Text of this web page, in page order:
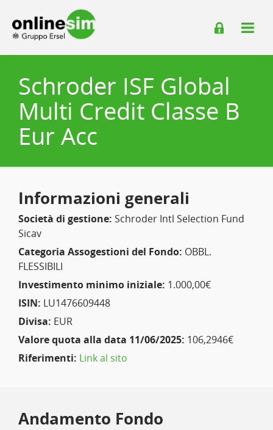
Schroder ISF Global
Multi Credit Classe B
Eur Acc
Informazioni generali
Società di gestione: Schroder Intl Selection Fund
Sicav
Categoria Assogestioni del Fondo: OBBL.
FLESSIBILI
Investimento minimo iniziale: 1.000,00€
ISIN: LU1476609448
Divisa: EUR
Valore quota alla data 11/06/2025: 106,2946€
Riferimenti: Link al sito
Andamento Fondo